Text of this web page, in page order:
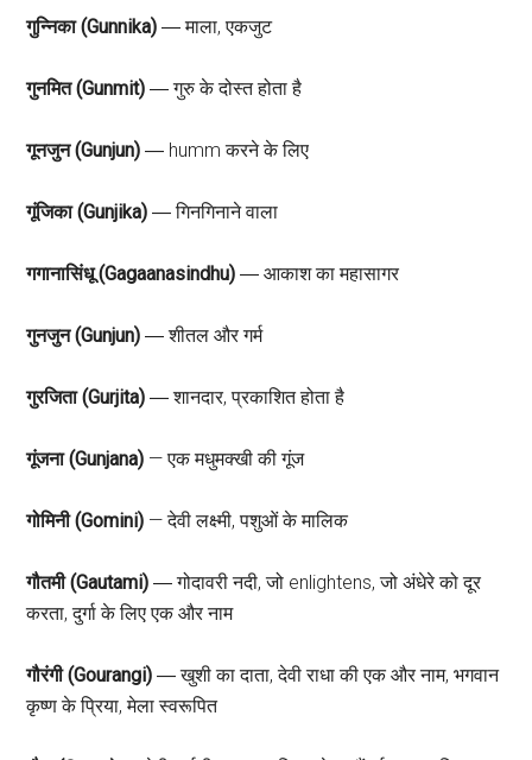
गुन्निका (Gunnika) ― माला, एकजुट
गुनमित (Gunmit) ― गुरु के दोस्त होता है
गूनजुन (Gunjun) ― humm करने के लिए
गूंजिका (Gunjika) ― गिनगिनाने वाला
गगानासिंधू (Gagaanasindhu) ― आकाश का महासागर
गुनजुन (Gunjun) ― शीतल और गर्म
गुरजिता (Gurjita) ― शानदार, प्रकाशित होता है
गूंजना (Gunjana) — एक मधुमक्खी की गूंज
गोमिनी (Gomini) — देवी लक्ष्मी, पशुओं के मालिक
गौतमी (Gautami) ― गोदावरी नदी, जो enlightens, जो अंधेरे को दूर
करता, दुर्गा के लिए एक और नाम
गौरंगी (Gourangi) ― खुशी का दाता, देवी राधा की एक और नाम, भगवान
कृष्ण के प्रिया, मेला स्वरूपित